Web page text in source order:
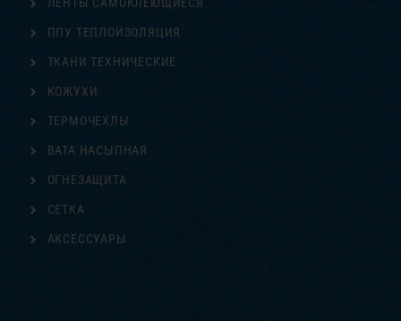
ЛЕНТЫ САМОКЛЕЮЩИЕСЯ
ППУ ТЕПЛОИЗОЛЯЦИЯ
ТКАНИ ТЕХНИЧЕСКИЕ
КОЖУХИ
ТЕРМОЧЕХЛЫ
ВАТА НАСЫПНАЯ
ОГНЕЗАЩИТА
СЕТКА
АКСЕССУАРЫ